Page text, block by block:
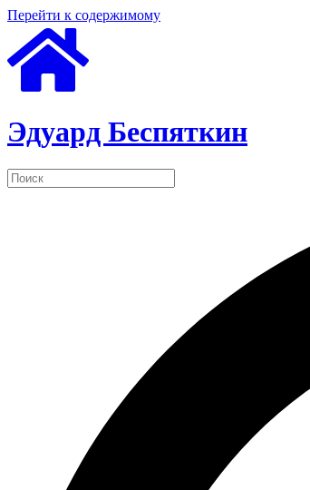
Перейти к содержимому
Эдуард Беспяткин